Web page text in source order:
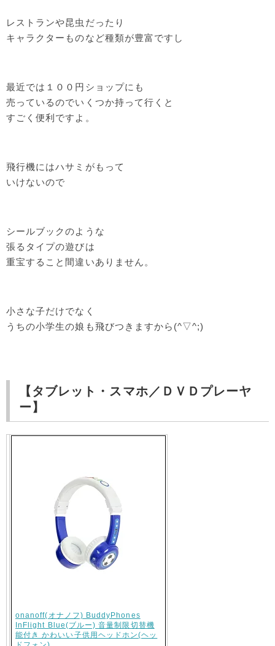
レストランや昆虫だったり
キャラクターものなど種類が豊富ですし
最近では１００円ショップにも
売っているのでいくつか持って行くと
すごく便利ですよ。
飛行機にはハサミがもって
いけないので
シールブックのような
張るタイプの遊びは
重宝すること間違いありません。
小さな子だけでなく
うちの小学生の娘も飛びつきますから(^▽^;)
【タブレット・スマホ／ＤＶＤプレーヤ
ー】
onanoff(オナノフ) BuddyPhones
InFlight Blue(ブルー) 音量制限切替機
能付き かわいい子供用ヘッドホン(ヘッ